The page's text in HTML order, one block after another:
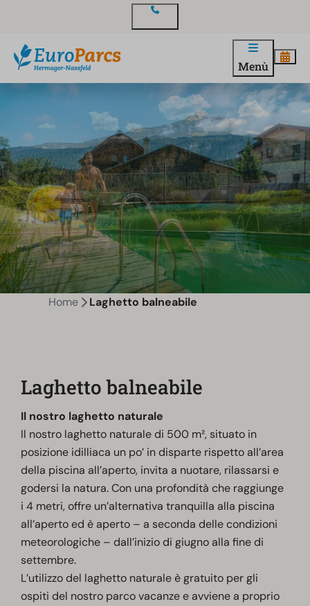
Menù
Home Laghetto balneabile
Laghetto balneabile
Il nostro laghetto naturale
Il nostro laghetto naturale di 500 m², situato in
posizione idilliaca un po’ in disparte rispetto all’area
della piscina all’aperto, invita a nuotare, rilassarsi e
godersi la natura. Con una profondità che raggiunge
i 4 metri, offre un’alternativa tranquilla alla piscina
all’aperto ed è aperto – a seconda delle condizioni
meteorologiche – dall’inizio di giugno alla fine di
settembre.
L’utilizzo del laghetto naturale è gratuito per gli
ospiti del nostro parco vacanze e avviene a proprio